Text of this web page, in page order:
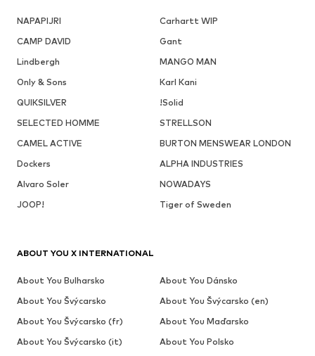
NAPAPIJRI
Carhartt WIP
CAMP DAVID
Gant
Lindbergh
MANGO MAN
Only & Sons
Karl Kani
QUIKSILVER
!Solid
SELECTED HOMME
STRELLSON
CAMEL ACTIVE
BURTON MENSWEAR LONDON
Dockers
ALPHA INDUSTRIES
Alvaro Soler
NOWADAYS
JOOP!
Tiger of Sweden
ABOUT YOU X INTERNATIONAL
About You Bulharsko
About You Dánsko
About You Švýcarsko
About You Švýcarsko (en)
About You Švýcarsko (fr)
About You Maďarsko
About You Švýcarsko (it)
About You Polsko